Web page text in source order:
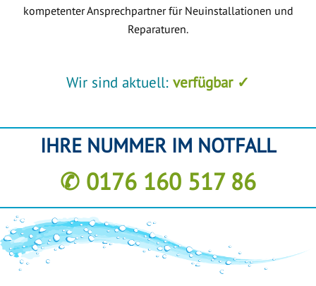
kompetenter Ansprechpartner für Neuinstallationen und
Reparaturen.
Wir sind aktuell: verfügbar ✓
IHRE NUMMER IM NOTFALL
✆ 0176 160 517 86